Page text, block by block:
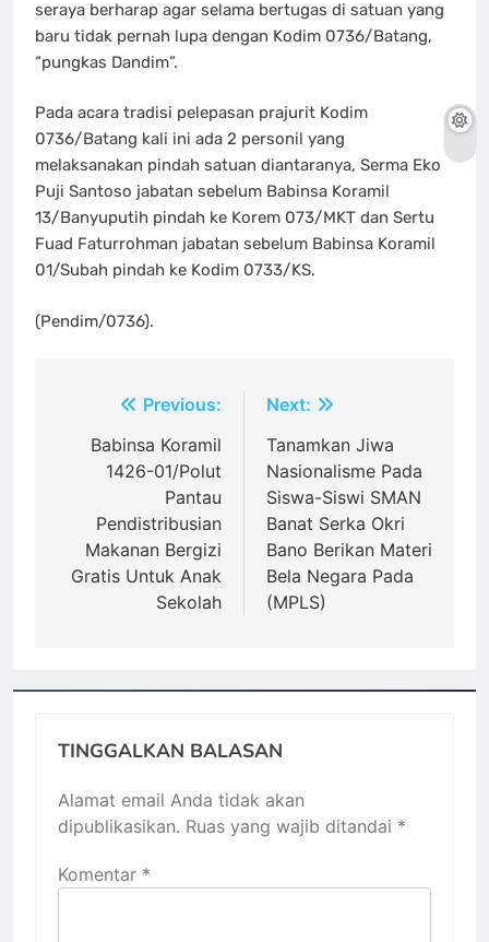
seraya berharap agar selama bertugas di satuan yang
baru tidak pernah lupa dengan Kodim 0736/Batang,
“pungkas Dandim”.
Pada acara tradisi pelepasan prajurit Kodim
0736/Batang kali ini ada 2 personil yang
melaksanakan pindah satuan diantaranya, Serma Eko
Puji Santoso jabatan sebelum Babinsa Koramil
13/Banyuputih pindah ke Korem 073/MKT dan Sertu
Fuad Faturrohman jabatan sebelum Babinsa Koramil
01/Subah pindah ke Kodim 0733/KS.
(Pendim/0736).
Navigasi
pos
Previous:
Babinsa Koramil
1426-01/Polut
Pantau
Pendistribusian
Makanan Bergizi
Gratis Untuk Anak
Sekolah
Next:
Tanamkan Jiwa
Nasionalisme Pada
Siswa-Siswi SMAN
Banat Serka Okri
Bano Berikan Materi
Bela Negara Pada
(MPLS)
TINGGALKAN BALASAN
Alamat email Anda tidak akan
dipublikasikan. Ruas yang wajib ditandai *
Komentar *